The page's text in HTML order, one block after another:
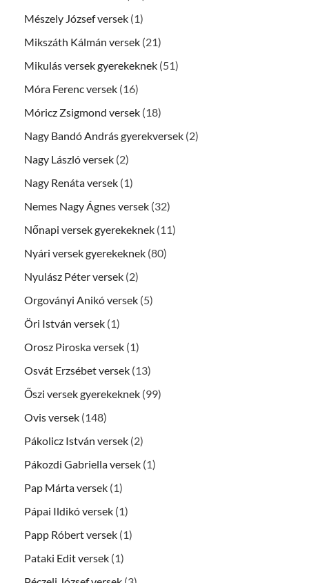
Mészely József versek (1)
Mikszáth Kálmán versek (21)
Mikulás versek gyerekeknek (51)
Móra Ferenc versek (16)
Móricz Zsigmond versek (18)
Nagy Bandó András gyerekversek (2)
Nagy László versek (2)
Nagy Renáta versek (1)
Nemes Nagy Ágnes versek (32)
Nőnapi versek gyerekeknek (11)
Nyári versek gyerekeknek (80)
Nyulász Péter versek (2)
Orgoványi Anikó versek (5)
Öri István versek (1)
Orosz Piroska versek (1)
Osvát Erzsébet versek (13)
Őszi versek gyerekeknek (99)
Ovis versek (148)
Pákolicz István versek (2)
Pákozdi Gabriella versek (1)
Pap Márta versek (1)
Pápai Ildikó versek (1)
Papp Róbert versek (1)
Pataki Edit versek (1)